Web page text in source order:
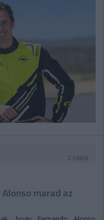
2 napja
marad az